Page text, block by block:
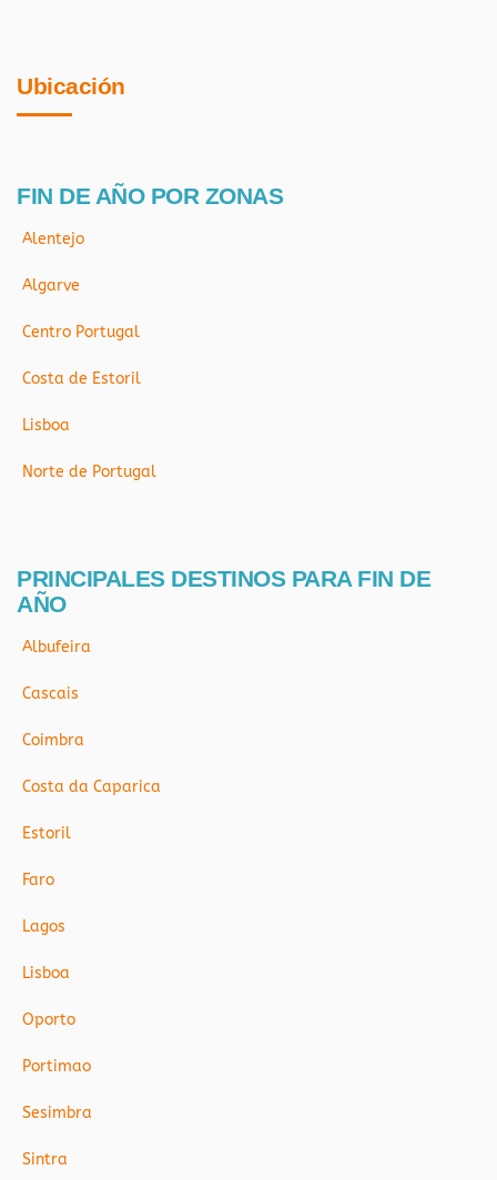
Ubicación
FIN DE AÑO POR ZONAS
Alentejo
Algarve
Centro Portugal
Costa de Estoril
Lisboa
Norte de Portugal
PRINCIPALES DESTINOS PARA FIN DE
AÑO
Albufeira
Cascais
Coimbra
Costa da Caparica
Estoril
Faro
Lagos
Lisboa
Oporto
Portimao
Sesimbra
Sintra